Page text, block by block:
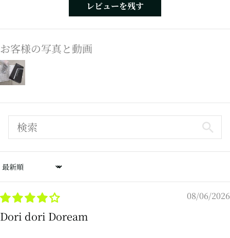
レビューを残す
お客様の写真と動画
Sort by
08/06/2026
Dori dori Doream